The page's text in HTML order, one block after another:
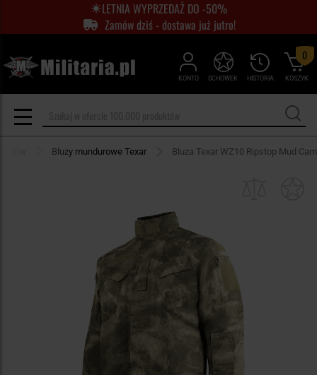
LETNIA WYPRZEDAŻ DO -50%
Zamów dziś - dostawa już jutro!
KONTO HISTORIA
SCHOWEK KOSZYK
0
Bluzy mundurowe Texar Bluza Texar WZ10 Ripstop Mud Cam